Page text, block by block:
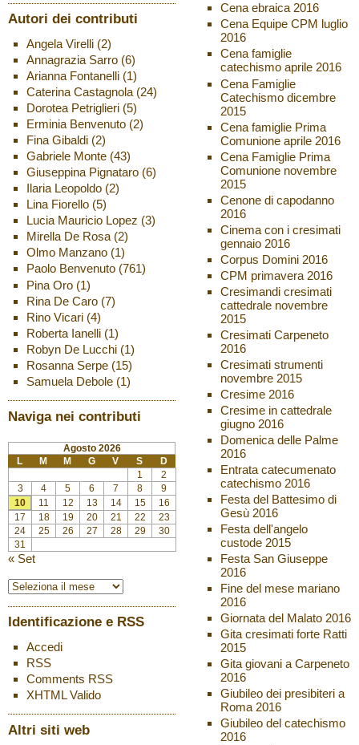
Autori dei contributi
Angela Virelli(2)
Annagrazia Sarro(6)
Arianna Fontanelli(1)
Caterina Castagnola(24)
Dorotea Petriglieri(5)
Erminia Benvenuto(2)
Fina Gibaldi(2)
Gabriele Monte(43)
Giuseppina Pignataro(6)
Ilaria Leopoldo(2)
Lina Fiorello(5)
Lucia Mauricio Lopez (3)
Mirella De Rosa(2)
Olmo Manzano(1)
Paolo Benvenuto(761)
Pina Oro(1)
Rina De Caro(7)
Rino Vicari(4)
Roberta Ianelli(1)
Robyn De Lucchi(1)
Rosanna Serpe(15)
Samuela Debole(1)
Naviga nei contributi
Agosto 2026
L
M M G V S
D
1
2
3
4 5 6 7 8
9
10
11 12 13 14 15
16
17
18 19 20 21 22
23
24
25 26 27 28 29
30
31
« Set
Identificazione e RSS
Accedi
RSS
Comments RSS
XHTMLValido
Altri siti web
Cena ebraica 2016
Cena Equipe CPM luglio
2016
Cena famiglie
catechismo aprile 2016
Cena Famiglie
Catechismo dicembre
2015
Cena famiglie Prima
Comunione aprile 2016
Cena Famiglie Prima
Comunione novembre
2015
Cenone di capodanno
2016
Cinema con i cresimati
gennaio 2016
Corpus Domini 2016
CPM primavera 2016
Cresimandi cresimati
cattedrale novembre
2015
Cresimati Carpeneto
2016
Cresimati strumenti
novembre 2015
Cresime 2016
Cresime in cattedrale
giugno 2016
Domenica delle Palme
2016
Entrata catecumenato
catechismo 2016
Festa del Battesimo di
Gesù 2016
Festa dell'angelo
custode 2015
Festa San Giuseppe
2016
Fine del mese mariano
2016
Giornata del Malato 2016
Gita cresimati forte Ratti
2015
Gita giovani a Carpeneto
2016
Giubileo dei presibiteri a
Roma 2016
Giubileo del catechismo
2016